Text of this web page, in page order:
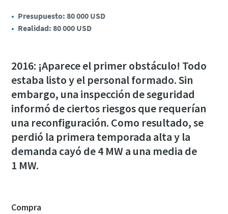
Presupuesto: 80 000 USD
Realidad: 80 000 USD
2016: ¡Aparece el primer obstáculo! Todo
estaba listo y el personal formado. Sin
embargo, una inspección de seguridad
informó de ciertos riesgos que requerían
una reconfiguración. Como resultado, se
perdió la primera temporada alta y la
demanda cayó de 4 MW a una media de
1 MW.
Compra